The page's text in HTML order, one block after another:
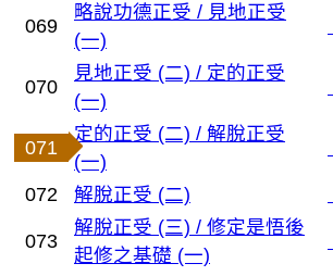
069
略說功德正受 / 見地正受
(一)
070
見地正受 (二) / 定的正受
(一)
071
定的正受 (二) / 解脫正受
(一)
072 解脫正受 (二)
073
解脫正受 (三) / 修定是悟後
起修之基礎 (一)